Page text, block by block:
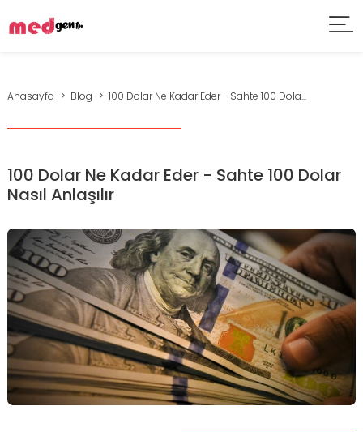
Anasayfa Blog 100 Dolar Ne Kadar Eder - Sahte 100 Dola...
100 Dolar Ne Kadar Eder - Sahte 100 Dolar
Nasıl Anlaşılır